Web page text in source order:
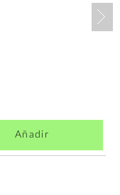
Añadir